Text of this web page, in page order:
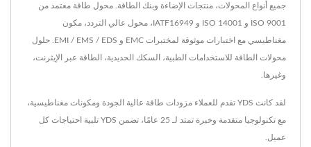
جميع أنواع المحولات، منتجات الإضاءة وبنك الطاقة. محول طاقة معتمد من
ISO 9001 و ISO 14001 و IATF16949، محول عالي التردد، مكون
مغناطيسي مع اختبارات موثوقة لمختبرات EMC و EMI / EMS / EDS. حلول
محولات الطاقة للاستخدامات الطبية، السكك الحديدية، الطاقة عبر الإيثرنت،
وغيرها.
لقد كانت YDS تقدم للعملاء مزودات طاقة عالية الجودة ومكونات مغناطيسية،
مع تكنولوجيا متقدمة وخبرة تمتد لـ 25 عامًا، تضمن YDS تلبية احتياجات كل
عميل.